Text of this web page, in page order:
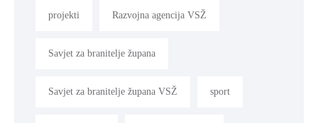
projekti Razvojna agencija VSŽ
Savjet za branitelje župana
Savjet za branitelje župana VSŽ sport